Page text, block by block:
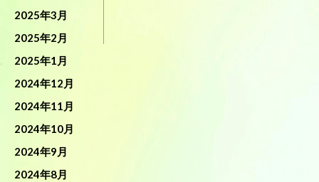
2025年3月
2025年2月
2025年1月
2024年12月
2024年11月
2024年10月
2024年9月
2024年8月